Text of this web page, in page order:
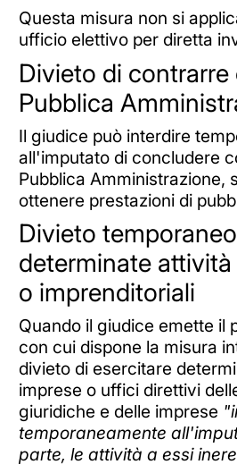
Questa misura non si
ufficio elettivo per diretta
Divieto di contrarre
Pubblica
Il giudice può interdire
all'imputato di concludere
Pubblica Amministrazione,
ottenere prestazioni di
Divieto
determinate
o imprenditoriali
Quando il giudice emette il
con cui dispone la misura
divieto di esercitare
imprese o uffici direttivi
giuridiche e delle imprese
temporaneamente
parte, le attività a essi